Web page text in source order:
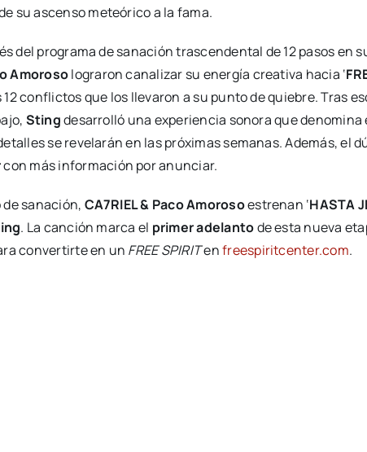
su ascenso meteórico a la fama.
del programa de sanación trascendental de 12 pasos en
Amorosolograron canalizar su energía creativa hacia ‘
conflictos que los llevaron a su punto de quiebre. Tras
Stingdesarrolló una experiencia sonora que denomina
se revelarán en las próximas semanas. Además, el
con más información por anunciar.
sanación, CA7RIEL & Paco Amorosoestrenan ‘HASTA
. La canción marca el primer adelantode esta nueva
convertirte en un FREE SPIRITenfreespiritcenter.com.